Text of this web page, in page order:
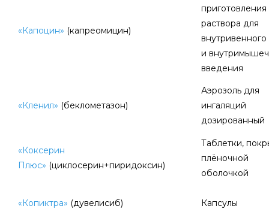
«Капоцин» (капреомицин)
приготовления
раствора для
внутривенного
и
введения
«Кленил» (беклометазон)
Аэрозоль для
ингаляций
дозированный
«Коксерин
Плюс» (циклосерин+пиридоксин)
Таблетки,
плёночной
оболочкой
«Копиктра» (дувелисиб) Капсулы